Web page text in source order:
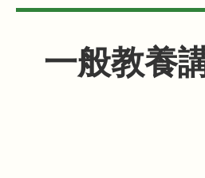
一般教養